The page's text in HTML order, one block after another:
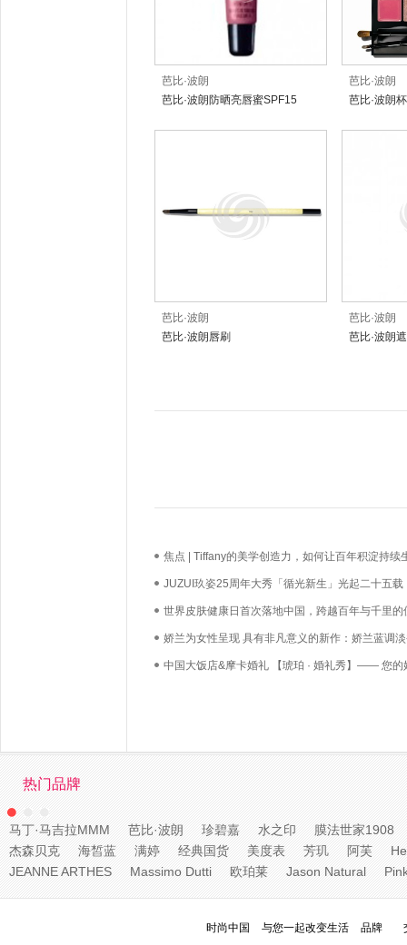
芭比·波朗
芭比·波朗防晒亮唇蜜SPF15
芭比·波朗
芭比·波朗
芭比·波朗
芭比·波朗唇刷
芭比·波朗
芭比·波朗
焦点 | Tiffany的美学创造力，如何让百年积淀持续
长？
JUZUI玖姿25周年大秀「循光新生」光起二十五载
启新生优雅
世界皮肤健康日首次落地中国，跨越百年与千里的
必达
娇兰为女性呈现 具有非凡意义的新作：娇兰蓝调
中国大饭店&摩卡婚礼 【琥珀 · 婚礼秀】—— 您的
热门品牌
马丁·马吉拉MMM 芭比·波朗 珍碧嘉 水之印
膜法世家1908
杰森贝克
海皙蓝 满婷 经典国货 美度表 芳玑 阿芙
JEANNE ARTHES
Massimo Dutti 欧珀莱 Jason Natural
时尚中国 与您一起改变生活 品牌